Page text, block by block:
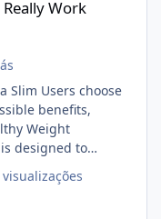
Work
Slim Users choose
benefits,
Weight
designed to
and regular
them.
visualizações